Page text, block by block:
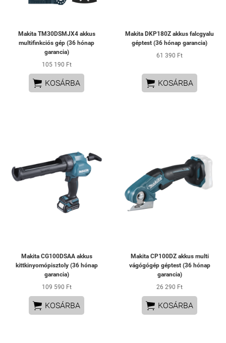
Makita TM30DSMJX4 akkus
multifinkciós gép (36 hónap
garancia)
105 190 Ft
 KOSÁRBA
Makita DKP180Z akkus falcgyalu
géptest (36 hónap garancia)
61 390 Ft
 KOSÁRBA
Makita CG100DSAA akkus
kittkinyomópisztoly (36 hónap
garancia)
109 590 Ft
 KOSÁRBA
Makita CP100DZ akkus multi
vágógógép géptest (36 hónap
garancia)
26 290 Ft
 KOSÁRBA